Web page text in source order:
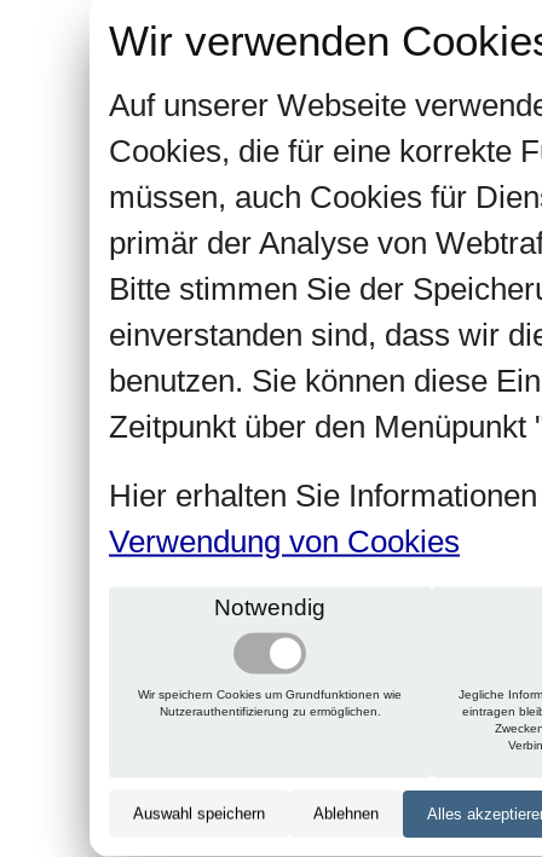
Wir verwenden
Auf unserer Webseite
Cookies, die für eine korrekte
müssen, auch Cookies für
primär der Analyse von
Bitte stimmen Sie der
einverstanden sind, dass wir
benutzen. Sie können diese
Zeitpunkt über den Menüpunkt
Hier erhalten Sie
Verwendung von Cookies
Notwendig
Wir speichern Cookies um Grundfunktionen wie
Nutzerauthentifizierung zu ermöglichen.
Jegliche
eintragen
Auswahl speichern Ablehnen Alles